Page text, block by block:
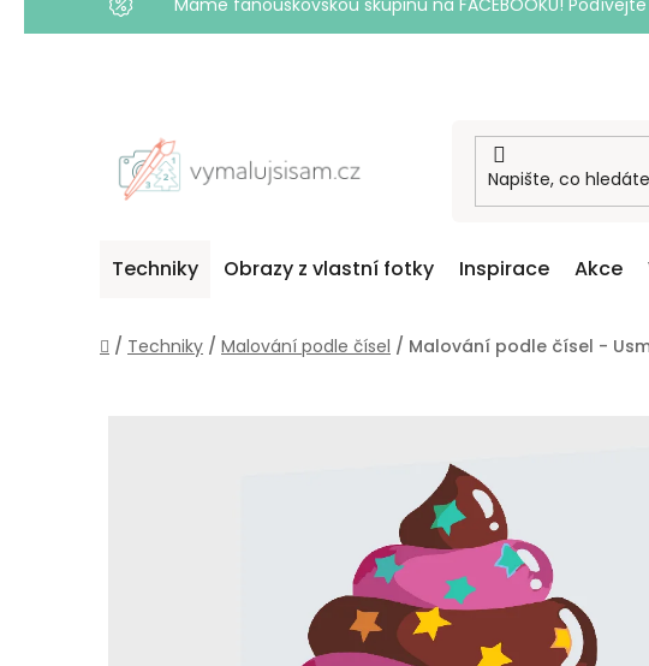
Máme fanouškovskou skupinu na FACEBOOKU!
Techniky Obrazy z vlastní fotky Inspirace Akce
Domů
/ Techniky / Malování podle čísel / Malování podle čísel -